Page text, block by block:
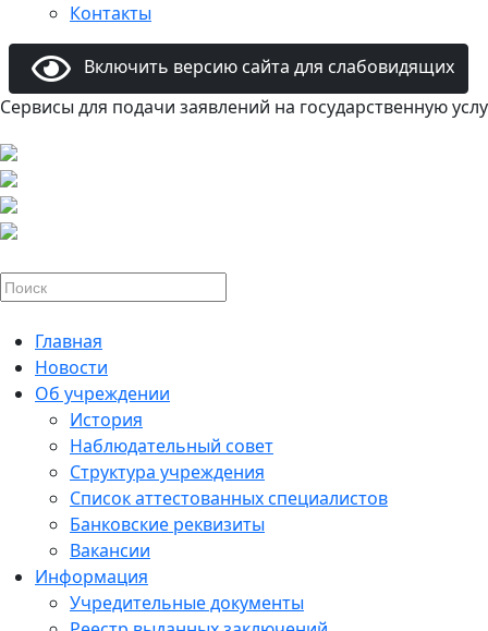
Контакты
Включить версию сайта для слабовидящих
Сервисы для подачи заявлений на государственную
Главная
Новости
Об учреждении
История
Наблюдательный совет
Структура учреждения
Список аттестованных специалистов
Банковские реквизиты
Вакансии
Информация
Учредительные документы